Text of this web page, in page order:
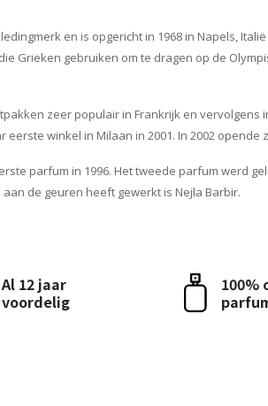
en is opgericht in 1968 in Napels,
Grieken gebruiken om te dragen op de
zeer populair in Frankrijk en
eerste winkel in Milaan in 2001. In 2002 opende
parfum in 1996. Het tweede parfum werd
de geuren heeft gewerkt is Nejla Barbir.
Al 12 jaar
voordelig
100%